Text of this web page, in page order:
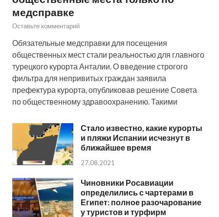
медсправке
Оставьте комментарий
Обязательные медсправки для посещения
общественных мест стали реальностью для главного
турецкого курорта Анталии. О введение строгого
фильтра для непривитых граждан заявила
префектура курорта, опубликовав решение Совета
по общественному здравоохранению. Такими
Стало известно, какие курорты
и пляжи Испании исчезнут в
ближайшее время
27.08.2021
Чиновники Росавиации
определились с чартерами в
Египет: полное разочарование
у туристов и турфирм